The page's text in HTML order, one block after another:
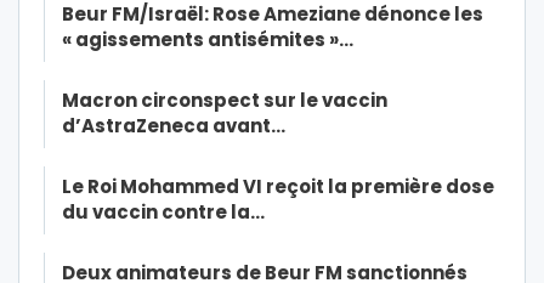
Beur FM/Israël: Rose Ameziane dénonce les
« agissements antisémites »…
Macron circonspect sur le vaccin
d’AstraZeneca avant…
Le Roi Mohammed VI reçoit la première dose
du vaccin contre la…
Deux animateurs de Beur FM sanctionnés